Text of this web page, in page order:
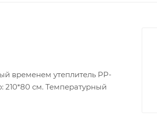
временем утеплитель PP-
210*80 см. Температурный